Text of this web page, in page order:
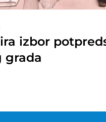
izbor
grada